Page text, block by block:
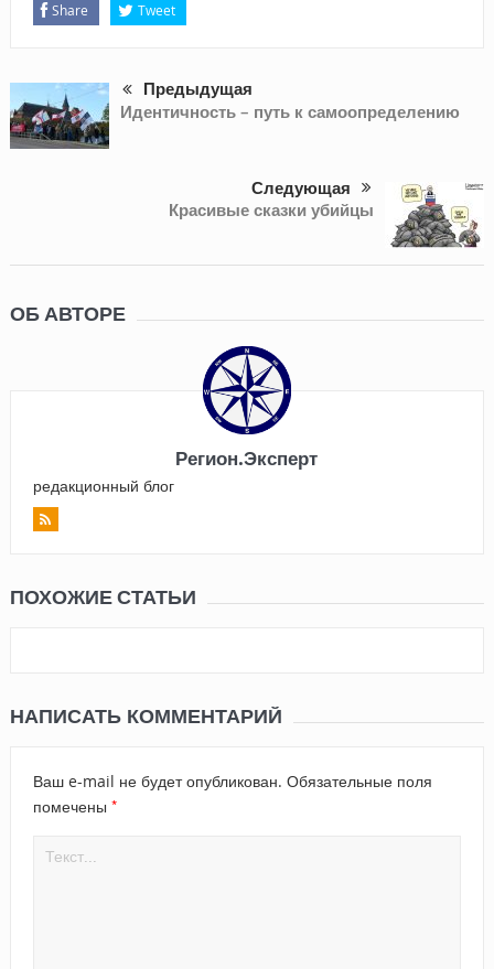
Share Tweet
Предыдущая
Идентичность – путь к самоопределению
Следующая
Красивые сказки убийцы
ОБ АВТОРЕ
Регион.Эксперт
редакционный блог
ПОХОЖИЕ СТАТЬИ
НАПИСАТЬ КОММЕНТАРИЙ
Ваш e-mail не будет опубликован. Обязательные поля
помечены *